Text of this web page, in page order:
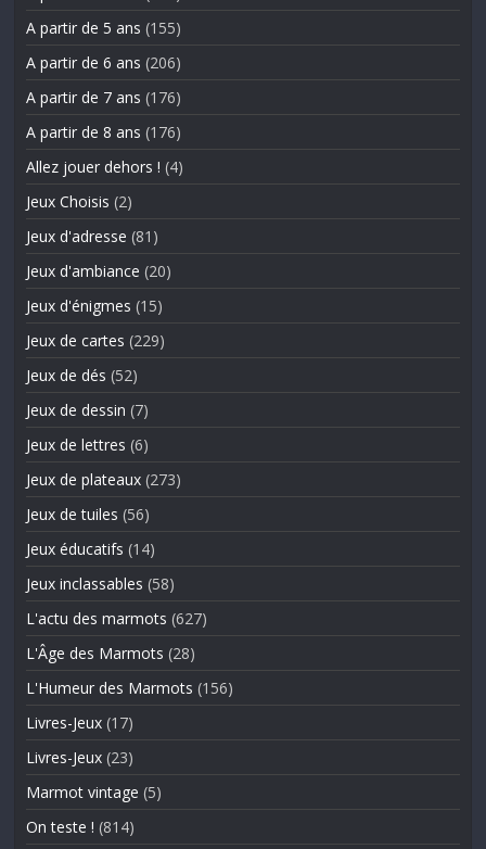
A partir de 5 ans (155)
A partir de 6 ans (206)
A partir de 7 ans (176)
A partir de 8 ans (176)
Allez jouer dehors ! (4)
Jeux Choisis (2)
Jeux d'adresse (81)
Jeux d'ambiance (20)
Jeux d'énigmes (15)
Jeux de cartes (229)
Jeux de dés (52)
Jeux de dessin (7)
Jeux de lettres (6)
Jeux de plateaux (273)
Jeux de tuiles (56)
Jeux éducatifs (14)
Jeux inclassables (58)
L'actu des marmots (627)
L'Âge des Marmots (28)
L'Humeur des Marmots (156)
Livres-Jeux (17)
Livres-Jeux (23)
Marmot vintage (5)
On teste ! (814)